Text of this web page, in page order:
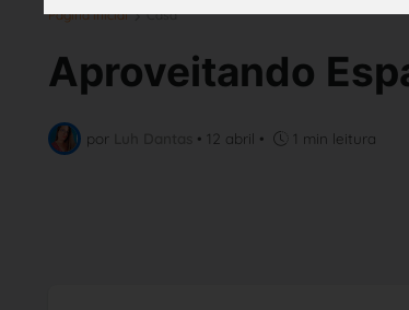
Página inicial Casa
Aproveitando
por • 12 abril • 1 min leitura